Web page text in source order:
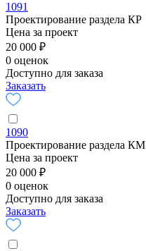
1091
Проектирование раздела КР
Цена за проект
20 000 ₽
0 оценок
Доступно для заказа
Заказать
1090
Проектирование раздела КМ
Цена за проект
20 000 ₽
0 оценок
Доступно для заказа
Заказать